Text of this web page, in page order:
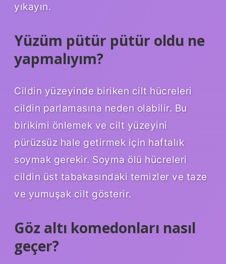
yıkayın.
Yüzüm pütür pütür oldu ne
yapmalıyım?
Cildin yüzeyinde biriken cilt hücreleri
cildin parlamasına neden olabilir. Bu
birikimi önlemek ve cilt yüzeyini
pürüzsüz hale getirmek için haftalık
soymak gerekir. Soyma ölü hücreleri
cildin üst tabakasındaki temizler ve taze
ve yumuşak cilt gösterir.
Göz altı komedonları nasıl
geçer?